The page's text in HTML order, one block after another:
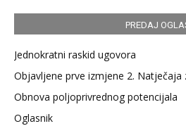
PREDAJ
Jednokratni raskid ugovora
Objavljene prve izmjene 2. Natječaja
Obnova poljoprivrednog potencijala
Oglasnik